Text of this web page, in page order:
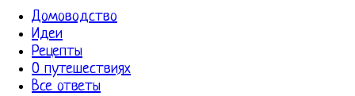
Домоводство
Идеи
Рецепты
О путешествиях
Все ответы